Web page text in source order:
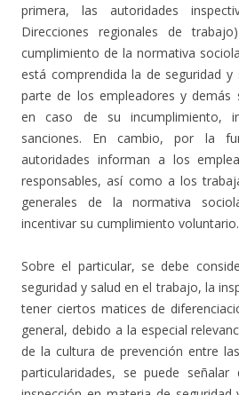
primera, las autoridades
Direcciones regionales de
cumplimiento de la normativa
está comprendida la de seguridad
parte de los empleadores y demás
en caso de su incumplimiento,
sanciones. En cambio, por la
autoridades informan a los
responsables, así como a los
generales de la normativa
incentivar su cumplimiento voluntario.
Sobre el particular, se debe
seguridad y salud en el trabajo, la
tener ciertos matices de
general, debido a la especial
de la cultura de prevención entre
particularidades, se puede